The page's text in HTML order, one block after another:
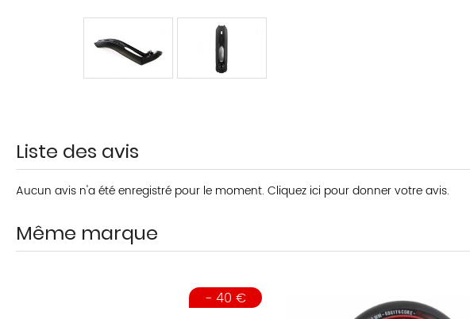
Liste des avis
Aucun avis n'a été enregistré pour le moment. Cliquez ici pour donner votre avis.
Même marque
- 40 €